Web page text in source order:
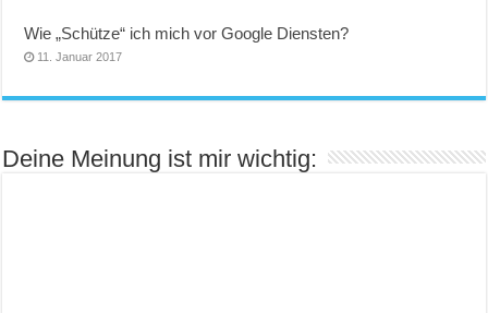
Wie „Schütze“ ich mich vor Google Diensten?
11. Januar 2017
Deine Meinung ist mir wichtig: